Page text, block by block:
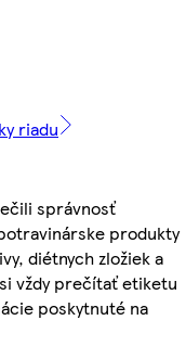
riadu
správnosť
produkty
diétnych zložiek a
vždy prečítať etiketu
poskytnuté na